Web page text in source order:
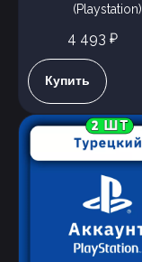
(Playstation)
4 493 ₽
Купить